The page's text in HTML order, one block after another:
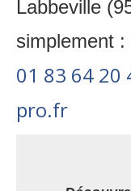
Labbeville
simplement :
01 83 64 20
pro.fr